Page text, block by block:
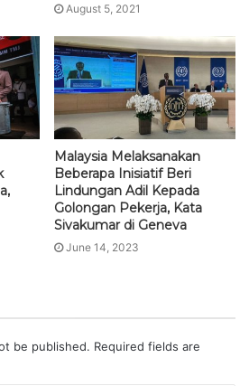
August 5, 2021
Malaysia Melaksanakan
Beberapa Inisiatif Beri
Lindungan Adil Kepada
Golongan Pekerja, Kata
Sivakumar di Geneva
June 14, 2023
be published. Required fields are